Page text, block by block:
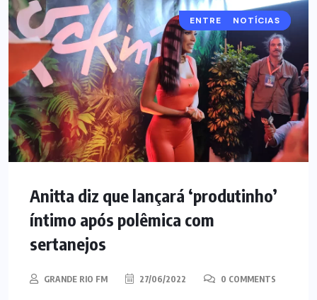
ENTRETENIMENTO
NOTÍCIAS
Anitta diz que lançará ‘produtinho’
íntimo após polêmica com
sertanejos
GRANDE RIO FM 27/06/2022 0 COMMENTS